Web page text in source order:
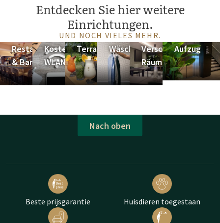
Entdecken Sie hier weitere
Einrichtungen.
UND NOCH VIELES MEHR.
Restaurant
& Bar
Kostenloses
WLAN
TerrasseWäscheserviceVerschiedene
Räume
Aufzug
Nach oben
Beste prijsgarantie Huisdieren toegestaan